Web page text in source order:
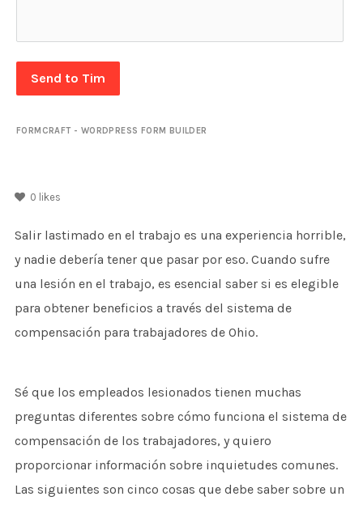
Send to Tim
FORMCRAFT - WORDPRESS FORM BUILDER
0 likes
Salir lastimado en el trabajo es una experiencia horrible,
y nadie debería tener que pasar por eso. Cuando sufre
una lesión en el trabajo, es esencial saber si es elegible
para obtener beneficios a través del sistema de
compensación para trabajadores de Ohio.
Sé que los empleados lesionados tienen muchas
preguntas diferentes sobre cómo funciona el sistema de
compensación de los trabajadores, y quiero
proporcionar información sobre inquietudes comunes.
Las siguientes son cinco cosas que debe saber sobre un